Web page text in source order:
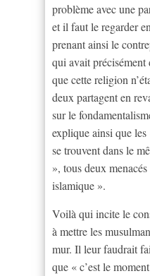
problème avec une
et il faut le regarder
prenant ainsi le
qui avait précisément
que cette religion
deux partagent en
sur le
explique ainsi que
se trouvent dans le
», tous deux
islamique ».
Voilà qui incite le
à mettre les
mur. Il leur faudrait
que « c’est le